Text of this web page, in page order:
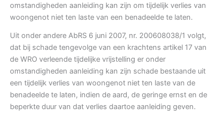
omstandigheden aanleiding kan zijn om tijdelijk verlies van
woongenot niet ten laste van een benadeelde te laten.
Uit onder andere AbRS 6 juni 2007, nr. 200608038/1 volgt,
dat bij schade tengevolge van een krachtens artikel 17 van
de WRO verleende tijdelijke vrijstelling er onder
omstandigheden aanleiding kan zijn schade bestaande uit
een tijdelijk verlies van woongenot niet ten laste van de
benadeelde te laten, indien de aard, de geringe ernst en de
beperkte duur van dat verlies daartoe aanleiding geven.